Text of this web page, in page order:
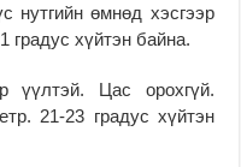
нутгийн өмнөд хэсгээр
градус хүйтэн байна.
үүлтэй. Цас орохгүй.
21-23 градус хүйтэн